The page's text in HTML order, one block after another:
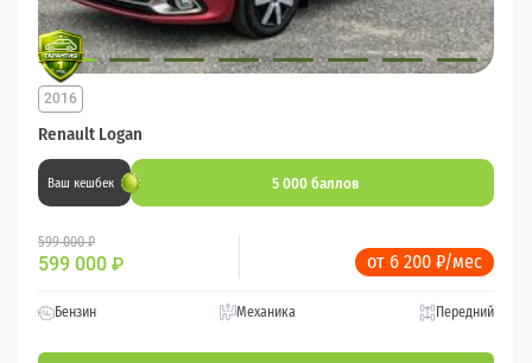
Renault Logan
2016
Ваш кешбек 5 000 баллов
599 000 ₽
599 000 ₽ от 6 200 ₽/мес
Бензин Механика Передний